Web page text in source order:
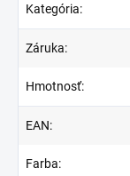
Kategória:
Záruka:
Hmotnosť:
EAN:
Farba: